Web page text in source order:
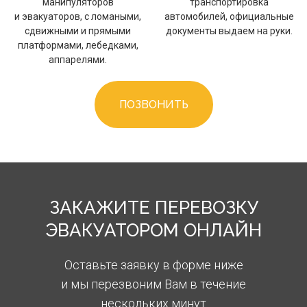
манипуляторов
и эвакуаторов, с ломаными,
сдвижными и прямыми
платформами, лебедками,
аппарелями.
транспортировка
автомобилей, официальные
документы выдаем на руки.
ПОЗВОНИТЬ
ЗАКАЖИТЕ ПЕРЕВОЗКУ
ЭВАКУАТОРОМ ОНЛАЙН
Оставьте заявку в форме ниже
и мы перезвоним Вам в течение
нескольких минут